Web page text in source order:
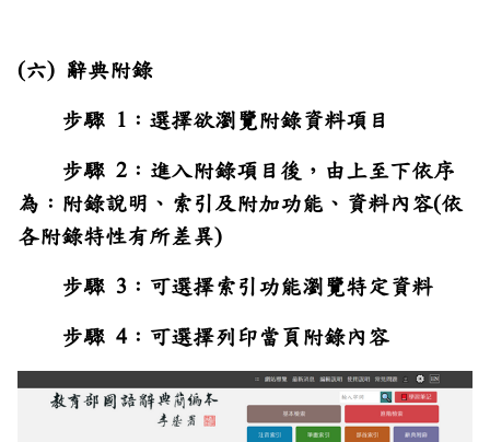
(六) 辭典附錄
步驟 1：選擇欲瀏覽附錄資料項目
步驟 2：進入附錄項目後，由上至下依序
為：附錄說明、索引及附加功能、資料內容(依
各附錄特性有所差異)
步驟 3：可選擇索引功能瀏覽特定資料
步驟 4：可選擇列印當頁附錄內容